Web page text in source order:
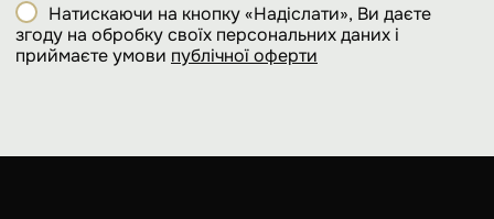
Натискаючи на кнопку «Надіслати», Ви даєте
згоду на обробку своїх персональних даних і
приймаєте умови публічної оферти